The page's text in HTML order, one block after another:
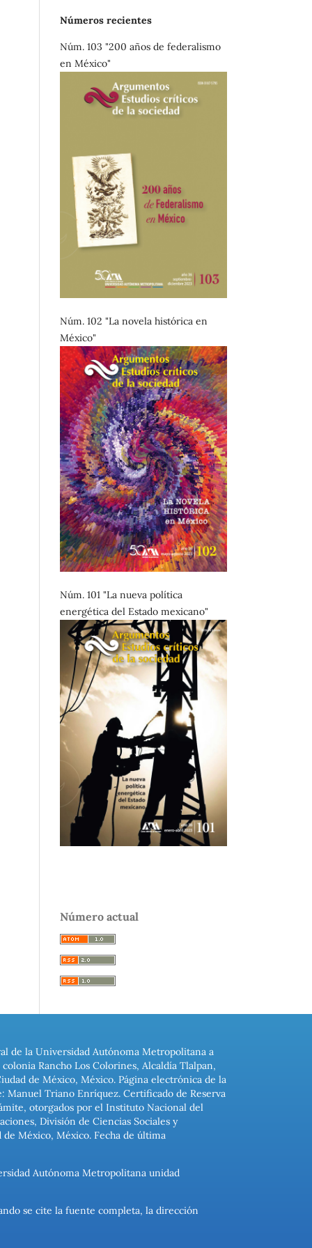
Números recientes
Núm. 103 "200 años de federalismo
en México"
Núm. 102 "La novela histórica en
México"
Núm. 101 "La nueva política
energética del Estado mexicano"
Número actual
de la Universidad Autónoma Metropolitana a
Rancho Los Colorines, Alcaldía Tlalpan,
de México, México. Página electrónica de la
Triano Enríquez. Certificado de Reserva
otorgados por el Instituto Nacional del
División de Ciencias Sociales y
de México, México. Fecha de última
Autónoma Metropolitana unidad
se cite la fuente completa, la dirección